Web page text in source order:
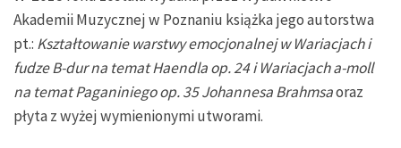
Akademii Muzycznej w Poznaniu książka jego autorstwa
pt.: Kształtowanie warstwy emocjonalnej w Wariacjach i
fudze B-dur na temat Haendla op. 24 i Wariacjach a-moll
na temat Paganiniego op. 35 Johannesa Brahmsaoraz
płyta z wyżej wymienionymi utworami.